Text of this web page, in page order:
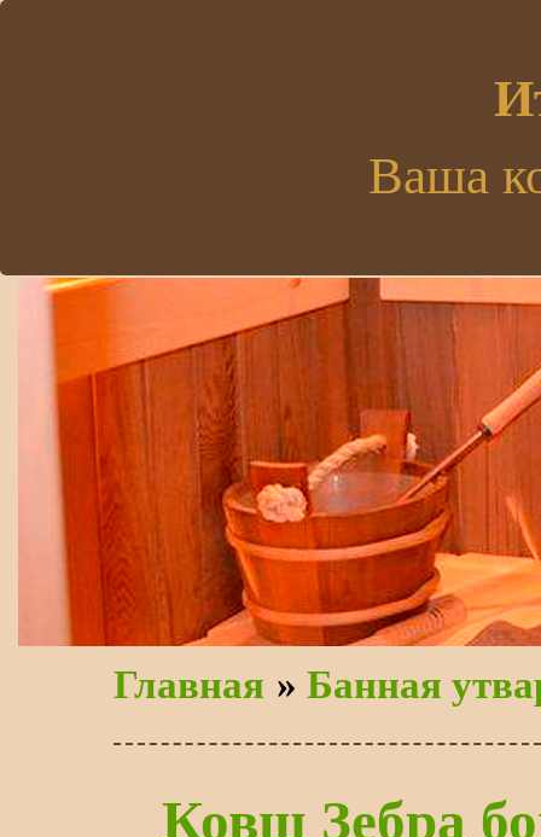
Главная »Банная
Ковш Зебра
Ваша